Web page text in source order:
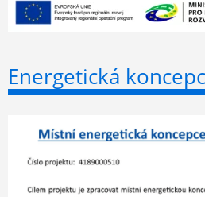
Energetická